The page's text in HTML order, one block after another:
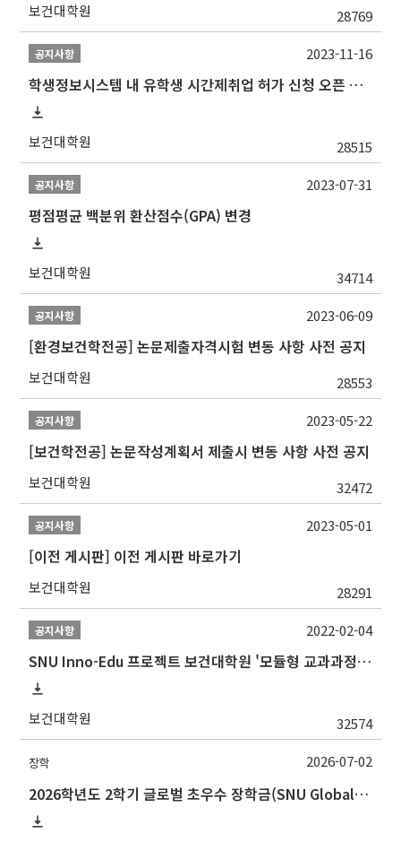
보건대학원 28769
공지사항
학생정보시스템 내 유학생 시간제취업 허가 신청 오픈 안내
보건대학원 28515
2023-11-16
공지사항
평점평균 백분위 환산점수(GPA) 변경
보건대학원 34714
2023-07-31
공지사항
[환경보건학전공] 논문제출자격시험 변동 사항 사전 공지
보건대학원 28553
2023-06-09
공지사항
[보건학전공] 논문작성계획서 제출시 변동 사항 사전 공지
보건대학원 32472
2023-05-22
공지사항
[이전 게시판] 이전 게시판 바로가기
보건대학원 28291
2023-05-01
공지사항
SNU Inno-Edu 프로젝트 보건대학원 '모듈형 교과과정' 안내(revised 2022/2/28)
보건대학원 32574
2022-02-04
장학
2026학년도 2학기 글로벌 초우수 장학금(SNU Global Scholarship, GS) 신청 안내
2026-07-02